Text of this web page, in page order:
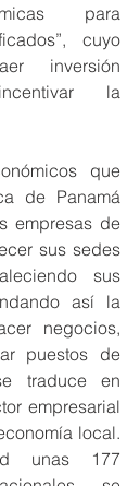
para
cuyo
inversión
la
que
de Panamá
empresas de
sus sedes
sus
así la
negocios,
puestos de
traduce en
empresarial
local.
unas 177